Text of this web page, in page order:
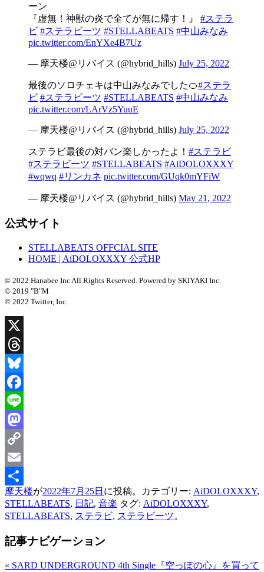
ーン
『虚無！神獣の炎で全てが無に帰す！』 #ステラ
ビ #ステラビーツ #STELLABEATS #中山みなみ
pic.twitter.com/EnYXe4B7Uz
— 摩天楼@リバイス (@hybrid_hills) July 25, 2022
最後のソロチェキは中山みなみでした🍊#ステラ
ビ #ステラビーツ #STELLABEATS #中山みなみ
pic.twitter.com/LArVz5YuuE
— 摩天楼@リバイス (@hybrid_hills) July 25, 2022
ステラビ最後の対バン楽しかったよ！ #ステラビ
#ステラビーツ #STELLABEATS #AiDOLOXXXY
#wqwq #リンカネ pic.twitter.com/GUqk0mYFiW
— 摩天楼@リバイス (@hybrid_hills) May 21, 2022
公式サイト
STELLABEATS OFFCIAL SITE
HOME | AiDOLOXXXY 公式HP
© 2022 Hanabee Inc All Rights Reserved. Powered by SKIYAKI Inc.
© 2019 "B"M
© 2022 Twitter, Inc.
X
Threads
Bluesky
Facebook
Line
Mastodon
Copy
Link
Email
共
有
摩天楼が2022年7月25日 に投稿。カテゴリー: AiDOLOXXXY,
STELLABEATS, 日記, 音楽 タグ: AiDOLOXXXY,
STELLABEATS, ステラビ, ステラビーツ。
記事ナビゲーション
« SARD UNDERGROUND 4th Single『空っぽの心』を買って